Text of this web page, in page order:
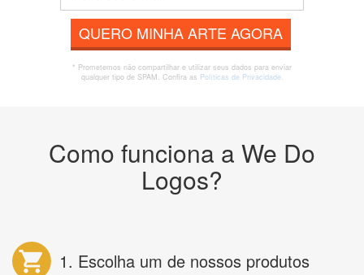
QUERO MINHA ARTE AGORA
* Prometemos não compartilhar e utilizar seus dados para enviar
qualquer tipo de SPAM. Confira as Políticas de Privacidade.
Como funciona a We Do
Logos?
1. Escolha um de nossos produtos